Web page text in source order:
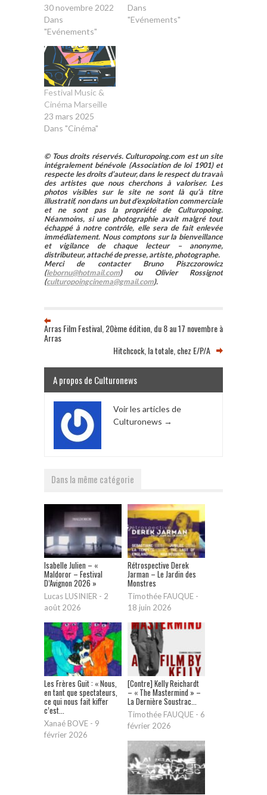
30 novembre 2022
Dans
"Evénements"
Dans
"Evénements"
Festival Music &
Cinéma Marseille
23 mars 2025
Dans "Cinéma"
© Tous droits réservés. Culturopoing.com est un site
intégralement bénévole (Association de loi 1901) et
respecte les droits d’auteur, dans le respect du travail
des artistes que nous cherchons à valoriser. Les
photos visibles sur le site ne sont là qu’à titre
illustratif, non dans un but d’exploitation commerciale
et ne sont pas la propriété de Culturopoing.
Néanmoins, si une photographie avait malgré tout
échappé à notre contrôle, elle sera de fait enlevée
immédiatement. Nous comptons sur la bienveillance
et vigilance de chaque lecteur – anonyme,
distributeur, attaché de presse, artiste, photographe.
Merci de contacter Bruno Piszczorowicz
(lebornu@hotmail.com) ou Olivier Rossignot
(culturopoingcinema@gmail.com).
Arras Film Festival, 20ème édition, du 8 au 17 novembre à
Arras
Hitchcock, la totale, chez E/P/A
A propos de Culturonews
Voir les articles de
Culturonews →
Dans la même catégorie
Isabelle Julien – «
Maldoror – Festival
D’Avignon 2026 »
Lucas LUSINIER - 2
août 2026
Rétrospective Derek
Jarman – Le Jardin des
Monstres
Timothée FAUQUE -
18 juin 2026
Les Frères Guit : « Nous,
en tant que spectateurs,
ce qui nous fait kiffer
c’est...
Xanaé BOVE - 9
février 2026
[Contre] Kelly Reichardt
– « The Mastermind » –
La Dernière Soustrac...
Timothée FAUQUE - 6
février 2026